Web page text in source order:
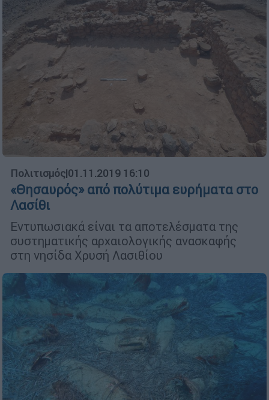
Πολιτισμός|01.11.2019 16:10
«Θησαυρός» από πολύτιμα ευρήματα στο
Λασίθι
Εντυπωσιακά είναι τα αποτελέσματα της
συστηματικής αρχαιολογικής ανασκαφής
στη νησίδα Χρυσή Λασιθίου